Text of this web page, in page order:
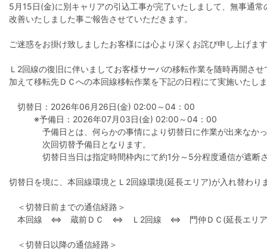
5月15日(金)に別キャリアの引込工事が完了いたしまして、無事通常
改善いたしました事ご報告させていただきます。
ご迷惑をお掛け致しましたお客様には心より深くお詫び申し上げま
Ｌ2回線の復旧に伴いましてお客様サーバの移転作業を随時再開さ
加えて移転先ＤＣへの本回線移転作業を下記の日程にて実施いたし
切替日：2026年06月26日(金) 02:00～04：00
※予備日：2026年07月03日(金) 02:00～04：00
予備日とは、何らかの事情により切替日に作業が出来なかっ
次回切替予備日となります。
切替日当日は指定時間枠内にて約1分～5分程度通信が遮断
切替日を境に、本回線環境とＬ2回線環境(延長エリア)が入れ替わり
＜切替日前までの通信経路＞
本回線 ⇔ 蔵前ＤＣ ⇔ Ｌ2回線 ⇔ 門仲ＤＣ(延長エリ
＜切替日以降の通信経路＞